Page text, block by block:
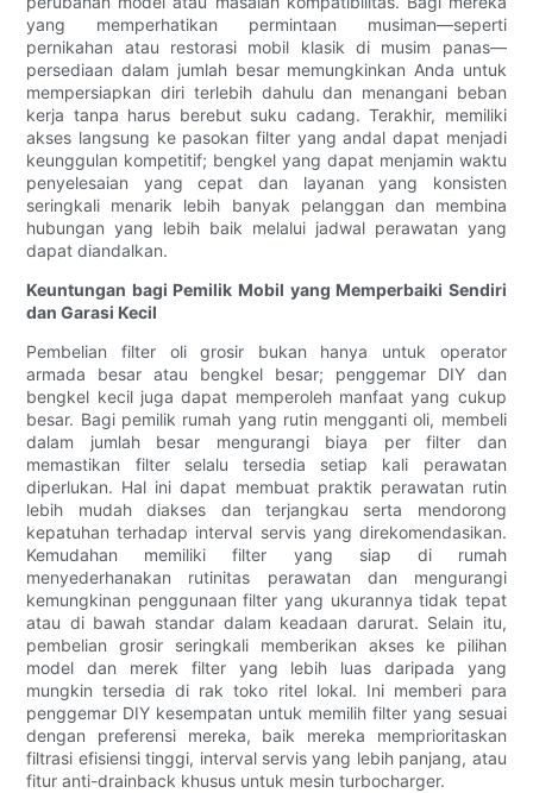
yang memperhatikan permintaan musiman—seperti
pernikahan atau restorasi mobil klasik di musim panas—
persediaan dalam jumlah besar memungkinkan Anda untuk
mempersiapkan diri terlebih dahulu dan menangani beban
kerja tanpa harus berebut suku cadang. Terakhir, memiliki
akses langsung ke pasokan filter yang andal dapat menjadi
keunggulan kompetitif; bengkel yang dapat menjamin waktu
penyelesaian yang cepat dan layanan yang konsisten
seringkali menarik lebih banyak pelanggan dan membina
hubungan yang lebih baik melalui jadwal perawatan yang
dapat diandalkan.
Keuntungan bagi Pemilik Mobil yang Memperbaiki Sendiri
dan Garasi Kecil
Pembelian filter oli grosir bukan hanya untuk operator
armada besar atau bengkel besar; penggemar DIY dan
bengkel kecil juga dapat memperoleh manfaat yang cukup
besar. Bagi pemilik rumah yang rutin mengganti oli, membeli
dalam jumlah besar mengurangi biaya per filter dan
memastikan filter selalu tersedia setiap kali perawatan
diperlukan. Hal ini dapat membuat praktik perawatan rutin
lebih mudah diakses dan terjangkau serta mendorong
kepatuhan terhadap interval servis yang direkomendasikan.
Kemudahan memiliki filter yang siap di rumah
menyederhanakan rutinitas perawatan dan mengurangi
kemungkinan penggunaan filter yang ukurannya tidak tepat
atau di bawah standar dalam keadaan darurat. Selain itu,
pembelian grosir seringkali memberikan akses ke pilihan
model dan merek filter yang lebih luas daripada yang
mungkin tersedia di rak toko ritel lokal. Ini memberi para
penggemar DIY kesempatan untuk memilih filter yang sesuai
dengan preferensi mereka, baik mereka memprioritaskan
filtrasi efisiensi tinggi, interval servis yang lebih panjang, atau
fitur anti-drainback khusus untuk mesin turbocharger.